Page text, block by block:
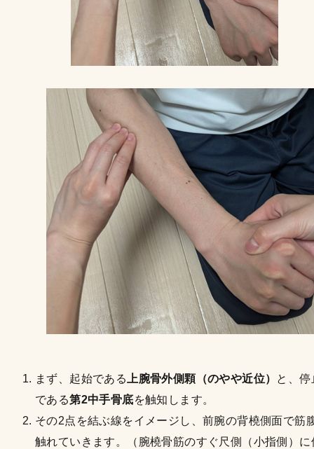
まず、起始である 上腕骨外側顆（のやや近位） と、停
である第2中手骨底を触知します。
その2点を結ぶ線をイメージし、前腕の背橈側面で筋
触れていきます。（腕橈骨筋のすぐ尺側（小指側）に